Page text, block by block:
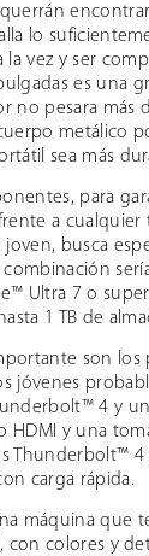
querrán
lo
vez y ser
es una
no pesara más
metálico
sea más
para
a cualquier
busca
Ultra 7 o
1 TB de
son los
jóvenes
4 y
HDMI y una
Thunderbolt™
carga rápida.
máquina que
con colores y